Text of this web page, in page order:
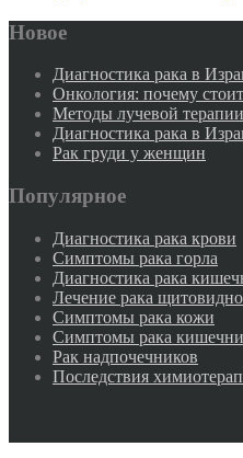
Новое
Диагностика рака в
Онкология: почему
Методы лучевой терапии
Диагностика рака в
Рак груди у женщин
Популярное
Диагностика рака крови
Симптомы рака горла
Диагностика рака
Лечение рака
Симптомы рака кожи
Симптомы рака
Рак надпочечников
Последствия